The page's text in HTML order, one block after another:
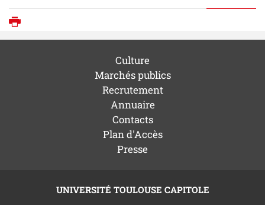
Culture
Marchés publics
Recrutement
Annuaire
Contacts
Plan d'Accès
Presse
UNIVERSITÉ TOULOUSE CAPITOLE